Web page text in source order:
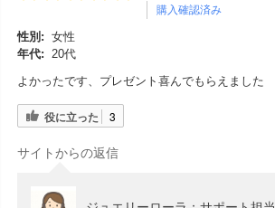
購入確認済み
性別: 女性
年代:
20代
よかったです、プレゼント喜んでもらえました
役に立った 3
サイトからの返信